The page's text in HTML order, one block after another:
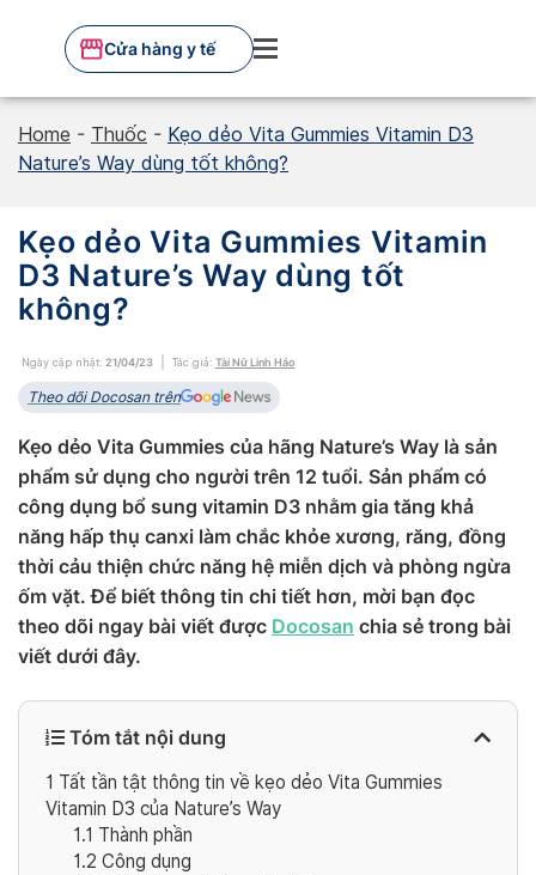
content
Cửa hàng y tế
Home - Thuốc - Kẹo dẻo Vita Gummies Vitamin D3
Nature’s Way dùng tốt không?
Kẹo dẻo Vita Gummies Vitamin
D3 Nature’s Way dùng tốt
không?
Ngày cập nhật: 21/04/23 Tác giả: Tài Nữ Linh Hảo
Theo dõi Docosan trên
Kẹo dẻo Vita Gummies của hãng Nature’s Way là sản
phẩm sử dụng cho người trên 12 tuổi. Sản phẩm có
công dụng bổ sung vitamin D3 nhằm gia tăng khả
năng hấp thụ canxi làm chắc khỏe xương, răng, đồng
thời cảu thiện chức năng hệ miễn dịch và phòng ngừa
ốm vặt. Để biết thông tin chi tiết hơn, mời bạn đọc
theo dõi ngay bài viết được Docosan chia sẻ trong bài
viết dưới đây.
Tóm tắt nội dung
1 Tất tần tật thông tin về kẹo dẻo Vita Gummies
Vitamin D3 của Nature’s Way
1.1 Thành phần
1.2 Công dụng